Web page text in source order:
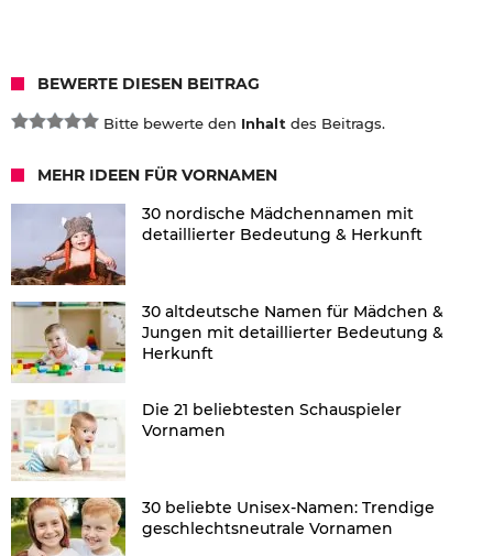
BEWERTE DIESEN BEITRAG
Bitte bewerte den Inhalt des Beitrags.
MEHR IDEEN FÜR VORNAMEN
30 nordische Mädchennamen mit
detaillierter Bedeutung & Herkunft
30 altdeutsche Namen für Mädchen &
Jungen mit detaillierter Bedeutung &
Herkunft
Die 21 beliebtesten Schauspieler
Vornamen
30 beliebte Unisex-Namen: Trendige
geschlechtsneutrale Vornamen